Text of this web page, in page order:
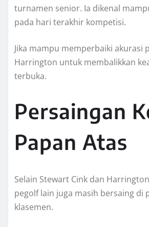
turnamen senior. Ia dikenal
pada hari terakhir kompetisi.
Jika mampu memperbaiki akurasi
Harrington untuk membalikkan
terbuka.
Persaingan
Papan Atas
Selain Stewart Cink dan
pegolf lain juga masih bersaing di
klasemen.